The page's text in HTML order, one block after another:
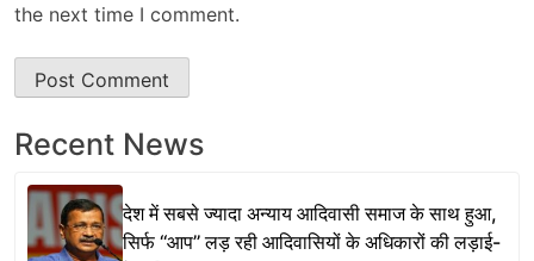
the next time I comment.
Recent News
देश में सबसे ज्यादा अन्याय आदिवासी समाज के साथ हुआ,
सिर्फ ‘‘आप’’ लड़ रही आदिवासियों के अधिकारों की लड़ाई-